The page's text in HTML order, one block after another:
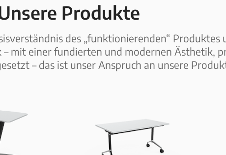
Produkte
des „funktionierenden“ Produktes
mit einer fundierten und modernen Ästhetik,
– das ist unser Anspruch an unsere